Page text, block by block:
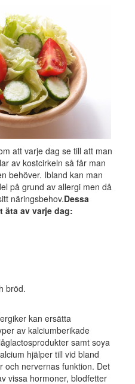
att varje dag se till att man
av kostcirkeln så får man
behöver. Ibland kan man
på grund av allergi men då
näringsbehov.Dessa
äta av varje dag:
bröd.
kan ersätta
av kalciumberikade
samt soya
hjälper till vid bland
och nervernas funktion. Det
vissa hormoner, blodfetter